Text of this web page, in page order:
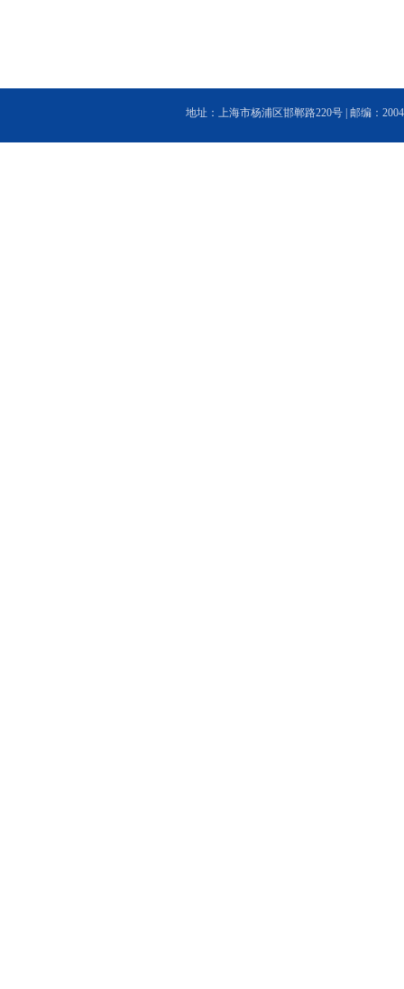
地址：上海市杨浦区邯郸路220号 | 邮编：